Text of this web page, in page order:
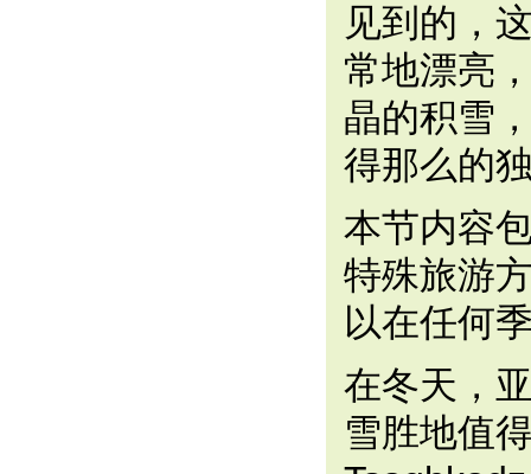
见到的，
常地漂亮
晶的积雪
得那么的
本节内容
特殊旅游
以在任
在冬天，
雪胜地值